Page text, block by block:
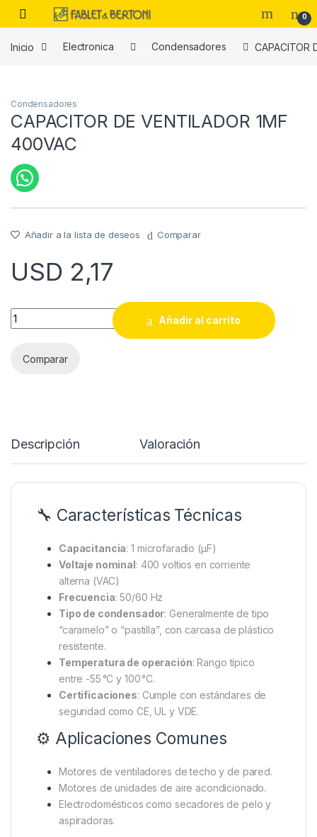
Skip to navigation
Skip to content
0
Inicio Electronica Condensadores CAPACITOR
Condensadores
CAPACITOR DE VENTILADOR 1MF
400VAC
Añadir a la lista de deseos Comparar
USD 2,17
CAPACITOR DE VENTILADOR 1MF 400VAC quantity
Añadir al carrito
Comparar
Descripción Valoración
🔧 Características Técnicas
Capacitancia:1 microfaradio (µF)
Voltaje nominal: 400 voltios en corriente
alterna (VAC)
Frecuencia:50/60 Hz
Tipo de condensador: Generalmente de tipo
“caramelo” o “pastilla”, con carcasa de plástico
resistente.
Temperatura de operación:Rango típico
entre -55 °C y 100 °C.
Certificaciones: Cumple con estándares de
seguridad como CE, UL y VDE.
⚙️ Aplicaciones Comunes
Motores de ventiladores de techo y de pared.
Motores de unidades de aire acondicionado.
Electrodomésticos como secadores de pelo y
aspiradoras.